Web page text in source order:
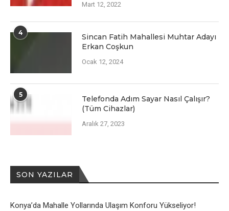
Mart 12, 2022
4
Sincan Fatih Mahallesi Muhtar Adayı
Erkan Coşkun
Ocak 12, 2024
5
Telefonda Adım Sayar Nasıl Çalışır?
(Tüm Cihazlar)
Aralık 27, 2023
SON YAZILAR
Konya’da Mahalle Yollarında Ulaşım Konforu Yükseliyor!